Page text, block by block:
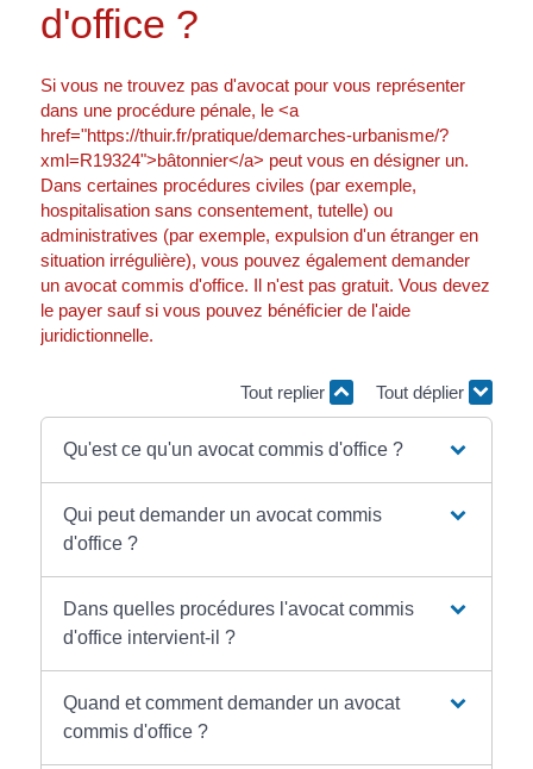
d'office ?
Si vous ne trouvez pas d'avocat pour vous représenter
dans une procédure pénale, le <a
href="https://thuir.fr/pratique/demarches-urbanisme/?
xml=R19324">bâtonnier</a> peut vous en désigner un.
Dans certaines procédures civiles (par exemple,
hospitalisation sans consentement, tutelle) ou
administratives (par exemple, expulsion d'un étranger en
situation irrégulière), vous pouvez également demander
un avocat commis d'office. Il n'est pas gratuit. Vous devez
le payer sauf si vous pouvez bénéficier de l'aide
juridictionnelle.
Tout replier Tout déplier
Qu'est ce qu'un avocat commis d'office ?
Qui peut demander un avocat commis
d'office ?
Dans quelles procédures l'avocat commis
d'office intervient-il ?
Quand et comment demander un avocat
commis d'office ?